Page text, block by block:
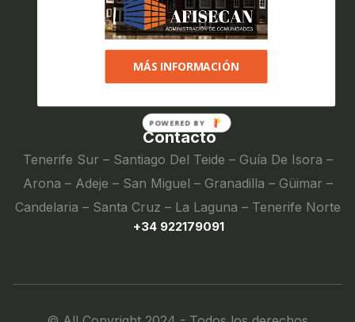
Textos legales
Política de privacidad
Contacto
Tenerife Sur – Santiago Del Teide – Guía De Isora –
Arona – Adeje – San Miguel – Granadilla – Güimar –
Candelaria – Santa Cruz – La Laguna – Tenerife Norte
+34 922179091
MÁS INFORMACIÓN
POWERED BY